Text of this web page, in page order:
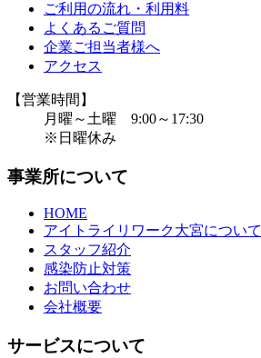
ご利用の流れ・利用料
よくあるご質問
企業ご担当者様へ
アクセス
【営業時間】
月曜～土曜 9:00～17:30
※日曜休み
事業所について
HOME
アイトライリワーク大宮について
スタッフ紹介
感染防止対策
お問い合わせ
会社概要
サービスについて